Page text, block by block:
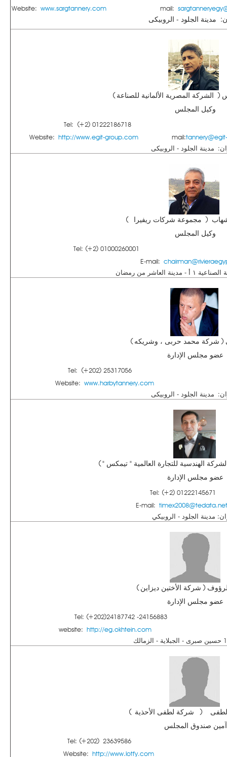
Website: www.sargtannery.com mail:
مدينة الجلود - الروبيكى
الشركة المصرية الألمانية للصناعة )
وكيل المجلس
Tel: (+2) 01222186718
Website: http://www.egit-group.com mail:
مدينة الجلود - الروبيكى
( مجموعة شركات ريفيرا )
وكيل المجلس
Tel: (+2) 01000260001
E-mail:
( شركة محمد حربى ، وشريكه )
عضو مجلس الإدارة
Tel: (+202) 25317056
Website: www.harbytannery.com
مدينة الجلود - الروبيكى
الهندسية للتجارة العالمية " تيمكس " )
عضو مجلس الإدارة
Tel: (+2) 01222145671
E-mail:
مدينة الجلود - الروبيكي
( شركة الأختين ديزاين )
عضو مجلس الإدارة
Tel: (+202)24187742 -24156883
website: http://eg.okhtein.com
لطفى ( شركة لطفى الأحذية )
آمين صندوق المجلس
Tel: (+202) 23639586
Website: http://www.lotfy.com